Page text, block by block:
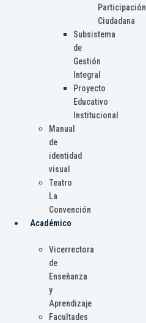
Participación
Ciudadana
Subsistema
de
Gestión
Integral
Proyecto
Educativo
Institucional
Manual
de
identidad
visual
Teatro
La
Convención
Académico
Vicerrectora
de
Enseñanza
y
Aprendizaje
Facultades